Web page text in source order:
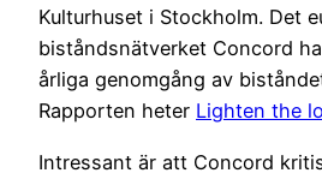
Kulturhuset i Stockholm. Det
biståndsnätverket Concord
årliga genomgång av
Rapporten heter Lighten the
Intressant är att Concord